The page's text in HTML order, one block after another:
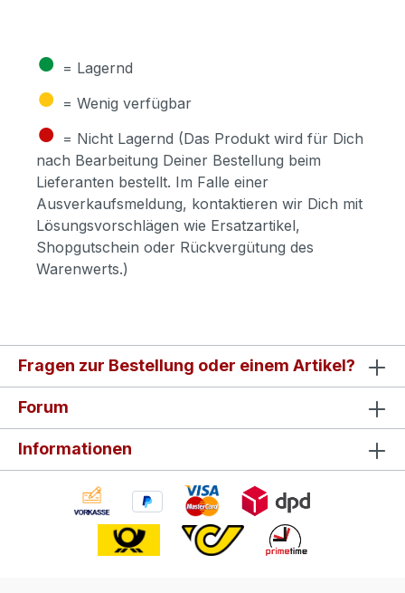
● = Lagernd
● = Wenig verfügbar
● = Nicht Lagernd (Das Produkt wird für Dich
nach Bearbeitung Deiner Bestellung beim
Lieferanten bestellt. Im Falle einer
Ausverkaufsmeldung, kontaktieren wir Dich mit
Lösungsvorschlägen wie Ersatzartikel,
Shopgutschein oder Rückvergütung des
Warenwerts.)
Fragen zur Bestellung oder einem Artikel?
Forum
Informationen